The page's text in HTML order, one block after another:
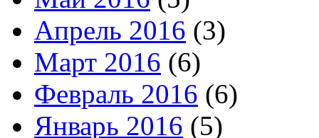
Апрель 2016 (3)
Март 2016 (6)
Февраль 2016 (6)
Январь 2016 (5)